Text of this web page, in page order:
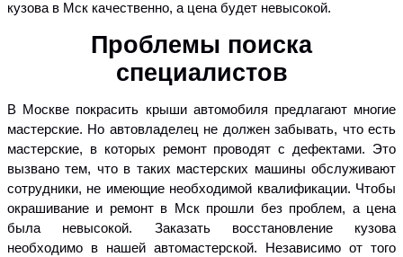
кузова в Мск качественно, а цена будет невысокой.
Проблемы поиска
специалистов
В Москве покрасить крыши автомобиля предлагают многие
мастерские. Но автовладелец не должен забывать, что есть
мастерские, в которых ремонт проводят с дефектами. Это
вызвано тем, что в таких мастерских машины обслуживают
сотрудники, не имеющие необходимой квалификации. Чтобы
окрашивание и ремонт в Мск прошли без проблем, а цена
была невысокой. Заказать восстановление кузова
необходимо в нашей автомастерской. Независимо от того